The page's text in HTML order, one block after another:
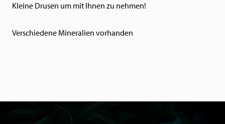
Kleine Drusen um mit Ihnen zu nehmen!
Verschiedene Mineralien vorhanden